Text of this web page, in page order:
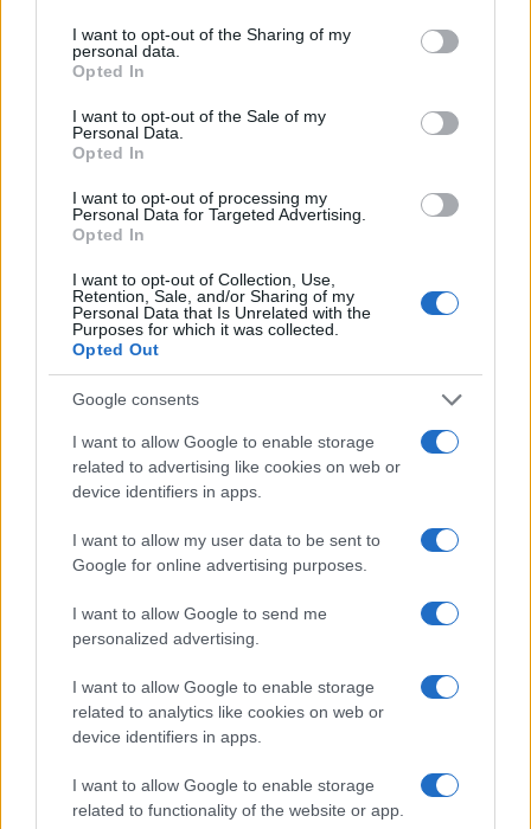
not limited to your visit or usage behaviour. You may click to
grant or deny consent to Google and its third-party tags to
use your data for below specified purposes in below Google
consent section.
I want to opt-out of the Sharing of my
personal data.
Opted In
I want to opt-out of the Sale of my
Personal Data.
Opted In
I want to opt-out of processing my
Personal Data for Targeted Advertising.
Opted In
I want to opt-out of Collection, Use,
Retention, Sale, and/or Sharing of my
Personal Data that Is Unrelated with the
Purposes for which it was collected.
Opted Out
Google consents
I want to allow Google to enable storage
related to advertising like cookies on web or
device identifiers in apps.
I want to allow my user data to be sent to
Google for online advertising purposes.
I want to allow Google to send me
personalized advertising.
I want to allow Google to enable storage
related to analytics like cookies on web or
device identifiers in apps.
I want to allow Google to enable storage
related to functionality of the website or app.
Migliori agenzie per l’Attestazione SOA in Italia:
lista delle 4 realtà più efficienti nella g…
“Sul filo del discorso”: sold out ad Olbia per il
reading su Atzeni
La Maddalena, festa per i 30 anni del Diving
Esce di strada con l’auto ad Arzachena: ferito il
conducente
Turiste si perdono a Tavolara: salvate dai vigili
del fuoco
Meteo Olbia 6 agosto, migliora il tempo in
Gallura
Incidente Olbia, poliziotto in vacanza salva 6
persone: due bimbi tra i feriti